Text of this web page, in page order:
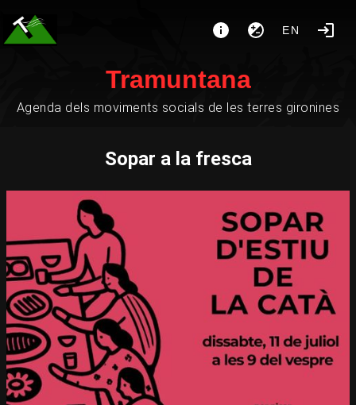
EN
Tramuntana
Agenda dels moviments socials de les terres gironines
Sopar a la fresca